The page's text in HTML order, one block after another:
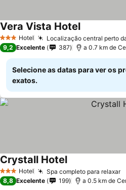
3 EstrelasHotel Localização central perto
Vera Vista Hotel
9,2 Excelente 387 a 0.7 km de
Selecione as datas para ver os
exatos.
3 EstrelasHotel Spa completo para relaxar
Crystall Hotel
8,8 Excelente 199 a 0.5 km de